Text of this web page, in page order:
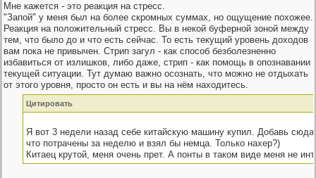
Мне кажется - это реакция на стресс.
"Запой" у меня был на более скромных суммах, но ощущение похожее.
Реакция на положительный стресс. Вы в некой буферной зоной между
тем, что было до и что есть сейчас. То есть текущий уровень доходов
вам пока не привычен. Стрип загул - как способ безболезненно
избавиться от излишков, либо даже, стрип - как помощь в опознавании
текущей ситуации. Тут думаю важно осознать, что можно не отдыхать
от этого уровня, просто он есть и вы на нём находитесь.
Цитировать
Я вот 3 недели назад себе китайскую машину купил. Добавь
что потрачены за неделю и взял бы немца. Только нахер?)
Китаец крутой, меня очень прет. А понты в таком виде меня не